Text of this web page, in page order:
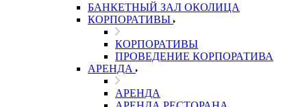
БАНКЕТНЫЙ ЗАЛ ОКОЛИЦА
КОРПОРАТИВЫ
КОРПОРАТИВЫ
ПРОВЕДЕНИЕ КОРПОРАТИВА
АРЕНДА
АРЕНДА